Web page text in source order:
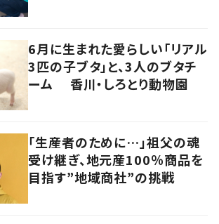
6月に生まれた愛らしい「リアル
3匹の子ブタ」と、3人のブタチ
ーム 香川・しろとり動物園
「生産者のために…」祖父の魂
受け継ぎ、地元産100％商品を
目指す”地域商社”の挑戦